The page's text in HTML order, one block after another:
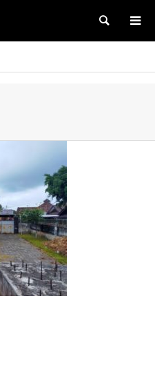
検索